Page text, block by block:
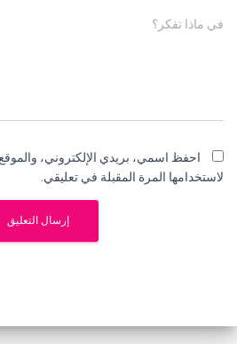
في ماذا تفكر؟
احفظ اسمي، بريدي الإلكتروني،
لاستخدامها المرة المقبلة في تعليقي.